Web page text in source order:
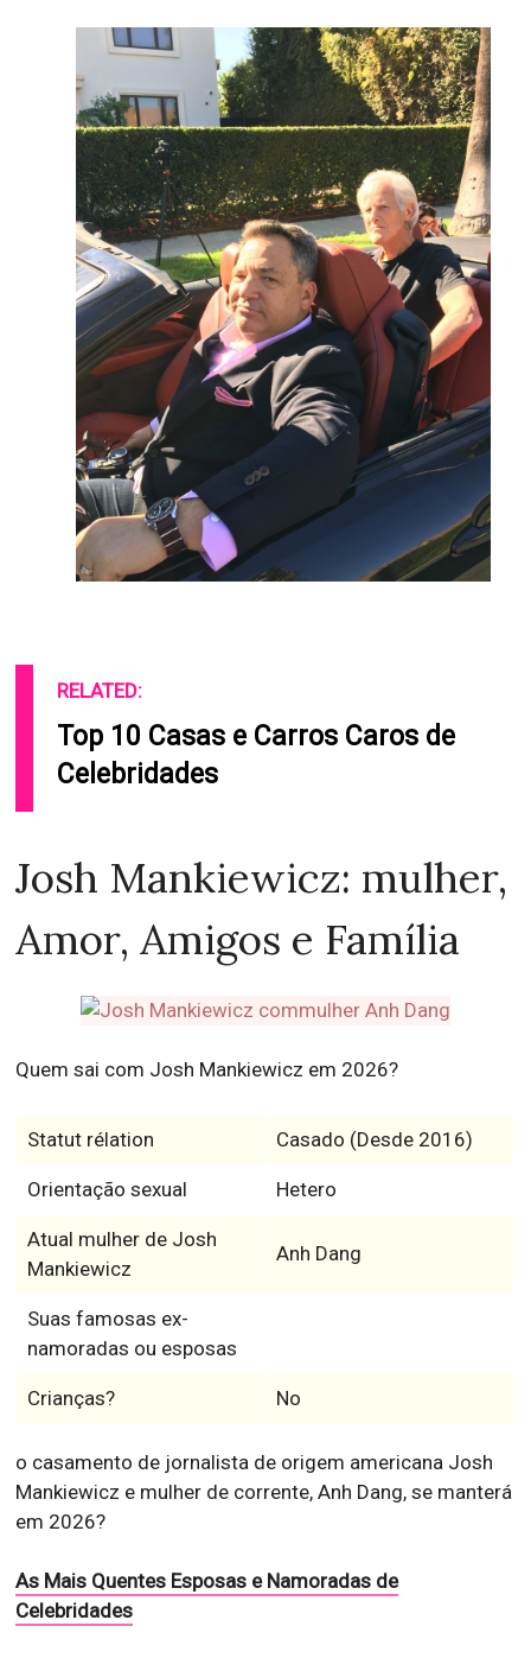
RELATED:
Top 10 Casas e Carros Caros de
Celebridades
Josh Mankiewicz: mulher,
Amor, Amigos e Família
Quem sai com Josh Mankiewicz em 2026?
Statut rélation Casado (Desde 2016)
Orientação sexual Hetero
Atual mulher de Josh
Mankiewicz
Anh Dang
Suas famosas ex-
namoradas ou esposas
Crianças? No
o casamento de jornalista de origem americana Josh
Mankiewicz e mulher de corrente, Anh Dang, se manterá
em 2026?
As Mais Quentes Esposas e Namoradas de
Celebridades